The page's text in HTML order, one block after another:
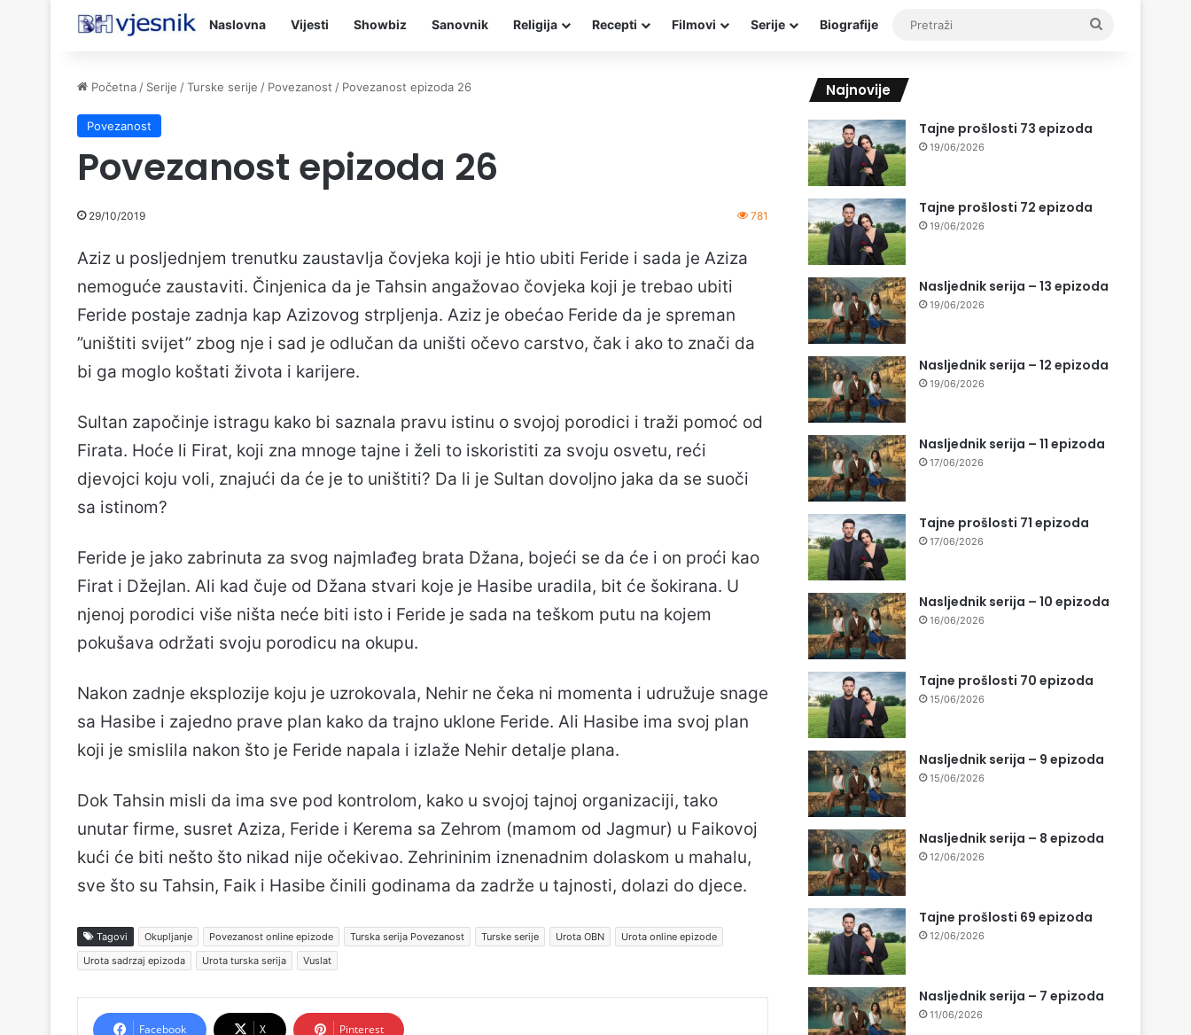
Naslovna Vijesti Showbiz Sanovnik Religija Recepti Filmovi Serije Biografije
Početna / Serije /Turske serije / Povezanost / Povezanost epizoda 26
Povezanost
Povezanost epizoda 26
29/10/2019 781
Aziz u posljednjem trenutku zaustavlja čovjeka koji je htio ubiti Feride i sada je Aziza
nemoguće zaustaviti. Činjenica da je Tahsin angažovao čovjeka koji je trebao ubiti
Feride postaje zadnja kap Azizovog strpljenja. Aziz je obećao Feride da je spreman
”uništiti svijet” zbog nje i sad je odlučan da uništi očevo carstvo, čak i ako to znači da
bi ga moglo koštati života i karijere.
Sultan započinje istragu kako bi saznala pravu istinu o svojoj porodici i traži pomoć od
Firata. Hoće li Firat, koji zna mnoge tajne i želi to iskoristiti za svoju osvetu, reći
djevojci koju voli, znajući da će je to uništiti? Da li je Sultan dovoljno jaka da se suoči
sa istinom?
Feride je jako zabrinuta za svog najmlađeg brata Džana, bojeći se da će i on proći kao
Firat i Džejlan. Ali kad čuje od Džana stvari koje je Hasibe uradila, bit će šokirana. U
njenoj porodici više ništa neće biti isto i Feride je sada na teškom putu na kojem
pokušava održati svoju porodicu na okupu.
Nakon zadnje eksplozije koju je uzrokovala, Nehir ne čeka ni momenta i udružuje snage
sa Hasibe i zajedno prave plan kako da trajno uklone Feride. Ali Hasibe ima svoj plan
koji je smislila nakon što je Feride napala i izlaže Nehir detalje plana.
Dok Tahsin misli da ima sve pod kontrolom, kako u svojoj tajnoj organizaciji, tako
unutar firme, susret Aziza, Feride i Kerema sa Zehrom (mamom od Jagmur) u Faikovoj
kući će biti nešto što nikad nije očekivao. Zehrininim iznenadnim dolaskom u mahalu,
sve što su Tahsin, Faik i Hasibe činili godinama da zadrže u tajnosti, dolazi do djece.
Tagovi Okupljanje Povezanost online epizode Turska serija Povezanost Turske serije Urota OBN
Urota online epizode
Urota sadrzaj epizoda
Urota turska serija Vuslat
Facebook X Pinterest
Najnovije
Tajne prošlosti 73 epizoda
19/06/2026
Tajne prošlosti 72 epizoda
19/06/2026
Nasljednik serija – 13 epizoda
19/06/2026
Nasljednik serija – 12 epizoda
19/06/2026
Nasljednik serija – 11 epizoda
17/06/2026
Tajne prošlosti 71 epizoda
17/06/2026
Nasljednik serija – 10 epizoda
16/06/2026
Tajne prošlosti 70 epizoda
15/06/2026
Nasljednik serija – 9 epizoda
15/06/2026
Nasljednik serija – 8 epizoda
12/06/2026
Tajne prošlosti 69 epizoda
12/06/2026
Nasljednik serija – 7 epizoda
11/06/2026